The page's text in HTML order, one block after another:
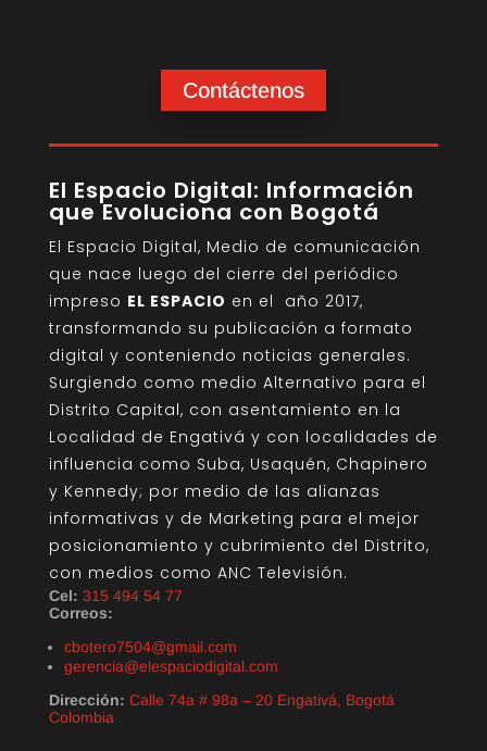
Contáctenos
El Espacio Digital: Información
que Evoluciona con Bogotá
El Espacio Digital, Medio de comunicación
que nace luego del cierre del periódico
impreso EL ESPACIO en el año 2017,
transformando su publicación a formato
digital y conteniendo noticias generales.
Surgiendo como medio Alternativo para el
Distrito Capital, con asentamiento en la
Localidad de Engativá y con localidades de
influencia como Suba, Usaquén, Chapinero
y Kennedy; por medio de las alianzas
informativas y de Marketing para el mejor
posicionamiento y cubrimiento del Distrito,
con medios como ANC Televisión.
Cel: 315 494 54 77
Correos:
cbotero7504@gmail.com
gerencia@elespaciodigital.com
Dirección: Calle 74a # 98a – 20 Engativá, Bogotá
Colombia